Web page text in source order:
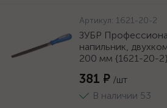
Артикул: 1621-20-2
ЗУБР
напильник,
200 мм {1621-20-2}
381 ₽ /шт
В наличии 53